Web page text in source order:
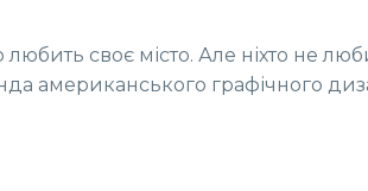
любить своє місто. Але ніхто не
американського графічного